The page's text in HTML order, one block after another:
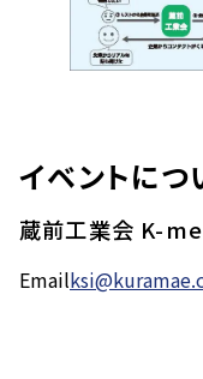
イベントに
蔵前工業会 K-
Email